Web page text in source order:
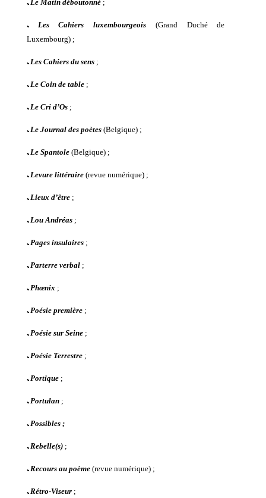
ﹳ Le Matin déboutonné ;
ﹳ Les Cahiers luxembourgeois (Grand Duché de
Luxembourg) ;
ﹳ Les Cahiers du sens ;
ﹳ Le Coin de table ;
ﹳ Le Cri d’Os ;
ﹳ Le Journal des poètes(Belgique) ;
ﹳ Le Spantole (Belgique) ;
ﹳ Levure littéraire (revue numérique) ;
ﹳ Lieux d’être ;
ﹳ Lou Andréas ;
ﹳ Pages insulaires ;
ﹳ Parterre verbal ;
ﹳ Phœnix ;
ﹳ Poésie première ;
ﹳ Poésie sur Seine ;
ﹳ Poésie Terrestre ;
ﹳ Portique ;
ﹳ Portulan ;
ﹳ Possibles ;
ﹳ Rebelle(s) ;
ﹳ Recours au poème (revue numérique) ;
ﹳ Rétro-Viseur ;